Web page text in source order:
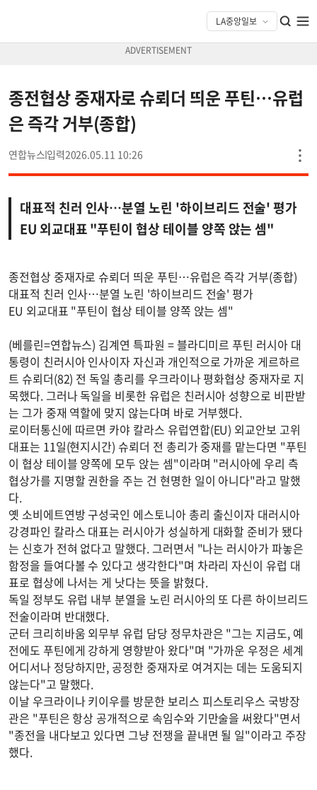
종전협상 중재자로 슈뢰더 띄운 푸틴…유럽
은 즉각 거부(종합)
연합뉴스 2026.05.11 10:26
대표적 친러 인사…분열 노린 '하이브리드 전술' 평가
EU 외교대표 "푸틴이 협상 테이블 양쪽 앉는 셈"
종전협상 중재자로 슈뢰더 띄운 푸틴…유럽은 즉각 거부(종합)
대표적 친러 인사…분열 노린 '하이브리드 전술' 평가
EU 외교대표 "푸틴이 협상 테이블 양쪽 앉는 셈"
(베를린=연합뉴스) 김계연 특파원 = 블라디미르 푸틴 러시아 대
통령이 친러시아 인사이자 자신과 개인적으로 가까운 게르하르
트 슈뢰더(82) 전 독일 총리를 우크라이나 평화협상 중재자로 지
목했다. 그러나 독일을 비롯한 유럽은 친러시아 성향으로 비판받
는 그가 중재 역할에 맞지 않는다며 바로 거부했다.
로이터통신에 따르면 카야 칼라스 유럽연합(EU) 외교안보 고위
대표는 11일(현지시간) 슈뢰더 전 총리가 중재를 맡는다면 "푸틴
이 협상 테이블 양쪽에 모두 앉는 셈"이라며 "러시아에 우리 측
협상가를 지명할 권한을 주는 건 현명한 일이 아니다"라고 말했
다.
옛 소비에트연방 구성국인 에스토니아 총리 출신이자 대러시아
강경파인 칼라스 대표는 러시아가 성실하게 대화할 준비가 됐다
는 신호가 전혀 없다고 말했다. 그러면서 "나는 러시아가 파놓은
함정을 들여다볼 수 있다고 생각한다"며 차라리 자신이 유럽 대
표로 협상에 나서는 게 낫다는 뜻을 밝혔다.
독일 정부도 유럽 내부 분열을 노린 러시아의 또 다른 하이브리드
전술이라며 반대했다.
군터 크리히바움 외무부 유럽 담당 정무차관은 "그는 지금도, 예
전에도 푸틴에게 강하게 영향받아 왔다"며 "가까운 우정은 세계
어디서나 정당하지만, 공정한 중재자로 여겨지는 데는 도움되지
않는다"고 말했다.
이날 우크라이나 키이우를 방문한 보리스 피스토리우스 국방장
관은 "푸틴은 항상 공개적으로 속임수와 기만술을 써왔다"면서
"종전을 내다보고 있다면 그냥 전쟁을 끝내면 될 일"이라고 주장
했다.